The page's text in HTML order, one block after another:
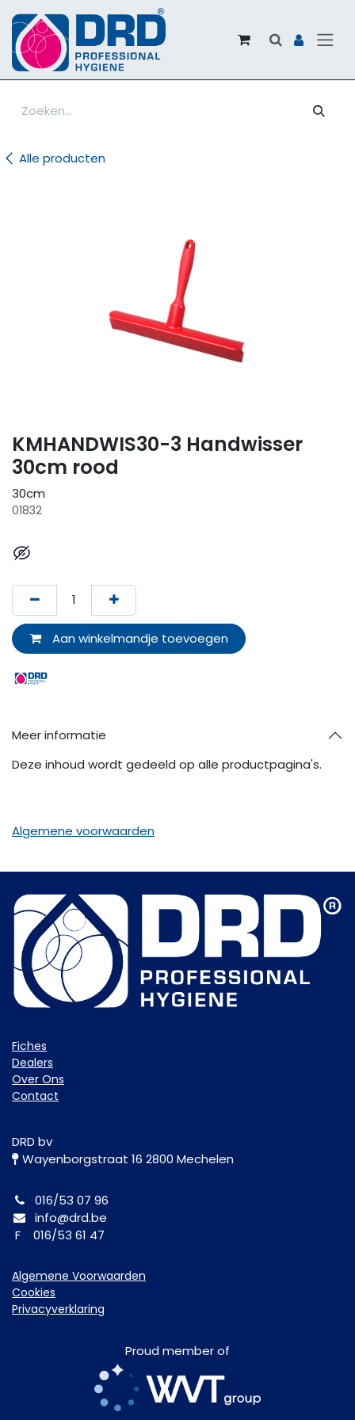
Alle producten
KMHANDWIS30-3 Handwisser
30cm rood
30cm
01832
Aan winkelmandje toevoegen
Meer informatie
Deze inhoud wordt gedeeld op alle productpagina's.
Algemene voorwaarden
Fiche​s
Dealers
Over Ons
Contact
DRD bv
Wayenborgstraat 16 2800 Mechelen
016/53 07 96
info@drd.be
F 016/53 61 47
Algemene Voorwaarden
Cookies
Privacyverklaring
Proud member of